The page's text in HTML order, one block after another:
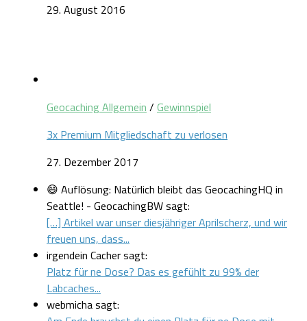
29. August 2016
Geocaching Allgemein / Gewinnspiel
3x Premium Mitgliedschaft zu verlosen
27. Dezember 2017
😄 Auflösung: Natürlich bleibt das GeocachingHQ in
Seattle! - GeocachingBW sagt:
[…] Artikel war unser diesjähriger Aprilscherz, und wir
freuen uns, dass...
irgendein Cacher sagt:
Platz für ne Dose? Das es gefühlt zu 99% der
Labcaches...
webmicha sagt: